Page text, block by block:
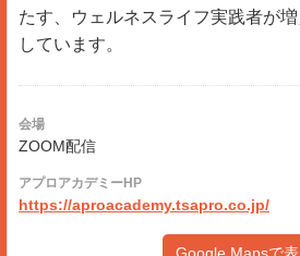
たす、ウェルネスライフ実践者が
しています。
会場
ZOOM配信
アプロアカデミーHP
https://aproacademy.tsapro.co.jp/